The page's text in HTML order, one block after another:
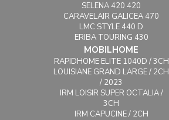
SELENA 420 420
CARAVELAIR GALICEA 470
LMC STYLE 440 D
ERIBA TOURING 430
MOBILHOME
RAPIDHOME ELITE 1040D / 3CH
LOUISIANE GRAND LARGE / 2CH
/ 2023
IRM LOISIR SUPER OCTALIA /
3CH
IRM CAPUCINE / 2CH